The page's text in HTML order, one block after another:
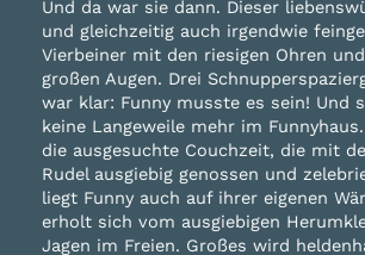
Und da war sie dann. Dieser
und gleichzeitig auch irgendwie
Vierbeiner mit den riesigen Ohren
großen Augen. Drei
war klar: Funny musste es sein! Und
keine Langeweile mehr im
die ausgesuchte Couchzeit, die mit
Rudel ausgiebig genossen und
liegt Funny auch auf ihrer eigenen
erholt sich vom ausgiebigen
Jagen im Freien. Großes wird